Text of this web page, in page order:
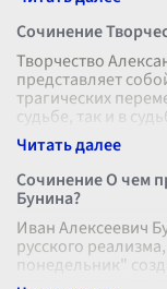
Сочинение
Творчество
представляет
трагических
судьбе, так и в
Сочинение О чем
Бунина?
Иван Алексеевич
русского
понедельник"
драмы, помещая на